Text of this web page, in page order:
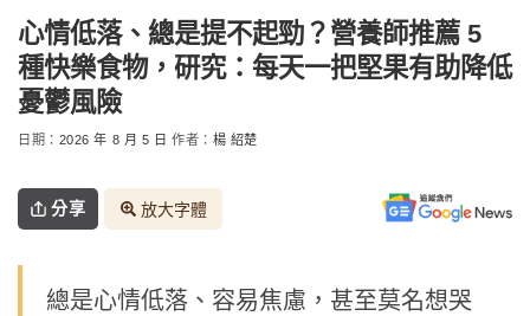
心情低落、總是提不起勁？營養師推薦 5
種快樂食物，研究：每天一把堅果有助降低
憂鬱風險
日期： 2026 年 8 月 5 日 作者： 楊 紹楚
分享 放大字體
總是心情低落、容易焦慮，甚至莫名想哭